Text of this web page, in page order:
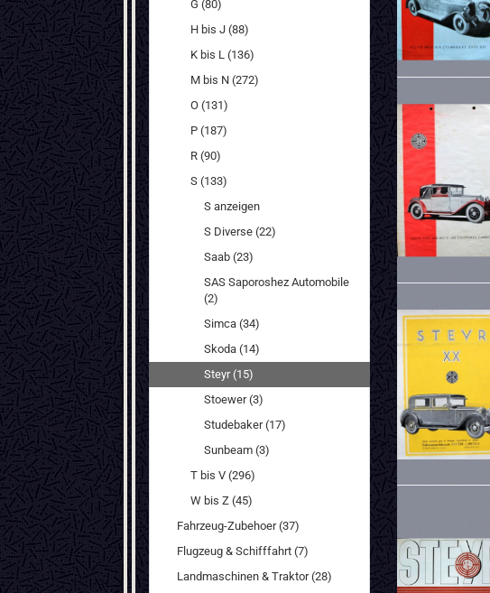
G (80)
H bis J (88)
K bis L (136)
M bis N (272)
O (131)
P (187)
R (90)
S (133)
S anzeigen
S Diverse (22)
Saab (23)
SAS Saporoshez Automobile
(2)
Simca (34)
Skoda (14)
Steyr (15)
Stoewer (3)
Studebaker (17)
Sunbeam (3)
T bis V (296)
W bis Z (45)
Fahrzeug-Zubehoer (37)
Flugzeug & Schifffahrt (7)
Landmaschinen & Traktor (28)